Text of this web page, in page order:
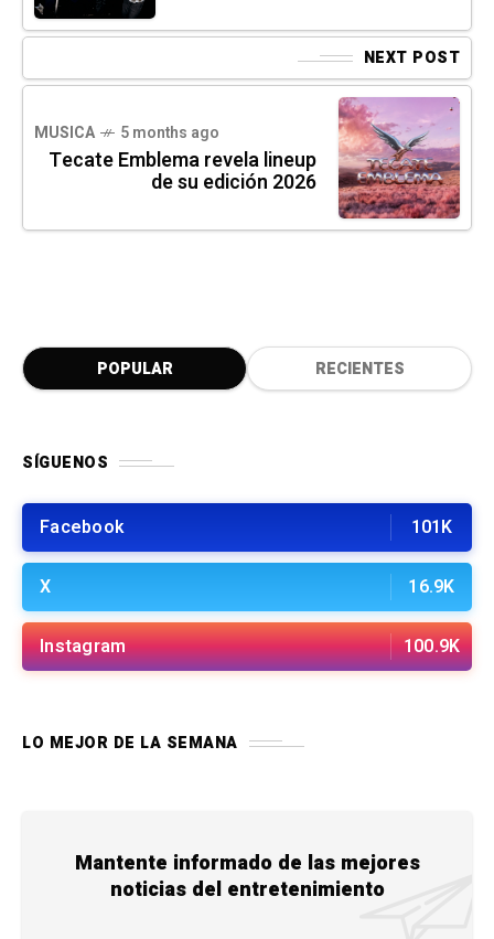
NEXT POST
MUSICA 5 months ago
Tecate Emblema revela lineup
de su edición 2026
POPULAR RECIENTES
SÍGUENOS
Facebook 101K
X 16.9K
Instagram 100.9K
LO MEJOR DE LA SEMANA
Mantente informado de las mejores
noticias del entretenimiento